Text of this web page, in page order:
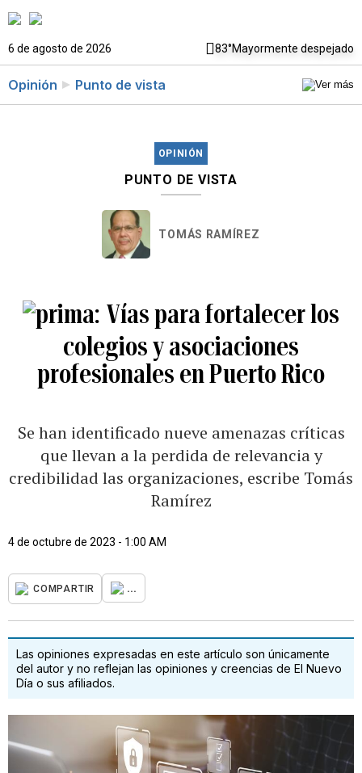
6 de agosto de 2026 83°Mayormente despejado
Opinión Punto de vista
OPINIÓN
PUNTO DE VISTA
TOMÁS RAMÍREZ
Vías para fortalecer los
colegios y asociaciones
profesionales en Puerto Rico
Se han identificado nueve amenazas críticas
que llevan a la perdida de relevancia y
credibilidad las organizaciones, escribe Tomás
Ramírez
4 de octubre de 2023 - 1:00 AM
COMPARTIR ...
Las opiniones expresadas en este artículo son únicamente
del autor y no reflejan las opiniones y creencias de El Nuevo
Día o sus afiliados.